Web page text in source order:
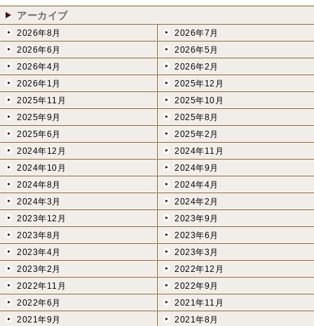
アーカイブ
2026年8月
2026年7月
2026年6月
2026年5月
2026年4月
2026年2月
2026年1月
2025年12月
2025年11月
2025年10月
2025年9月
2025年8月
2025年6月
2025年2月
2024年12月
2024年11月
2024年10月
2024年9月
2024年8月
2024年4月
2024年3月
2024年2月
2023年12月
2023年9月
2023年8月
2023年6月
2023年4月
2023年3月
2023年2月
2022年12月
2022年11月
2022年9月
2022年6月
2021年11月
2021年9月
2021年8月